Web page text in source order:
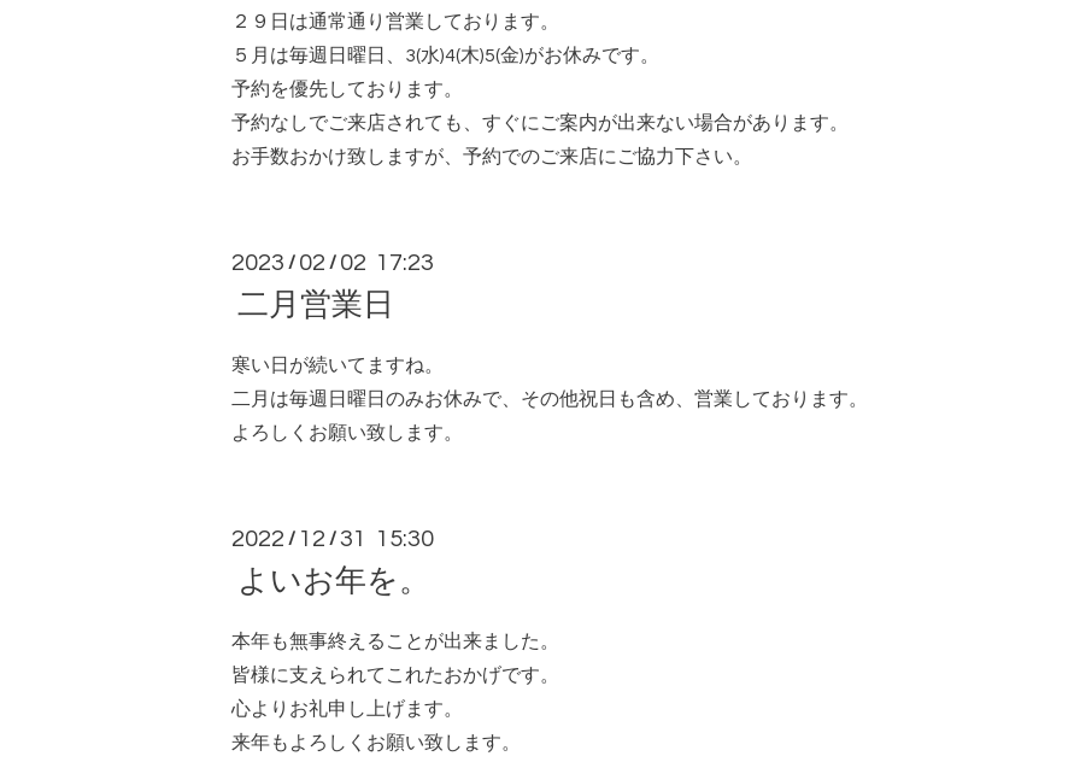
２９日は通常通り営業しております。
５月は毎週日曜日、3(水)4(木)5(金)がお休みです。
予約を優先しております。
予約なしでご来店されても、すぐにご案内が出来ない場合があります。
お手数おかけ致しますが、予約でのご来店にご協力下さい。
2023 / 02 / 02 17:23
二月営業日
寒い日が続いてますね。
二月は毎週日曜日のみお休みで、その他祝日も含め、営業しております。
よろしくお願い致します。
2022 / 12 /31 15:30
よいお年を。
本年も無事終えることが出来ました。
皆様に支えられてこれたおかげです。
心よりお礼申し上げます。
来年もよろしくお願い致します。